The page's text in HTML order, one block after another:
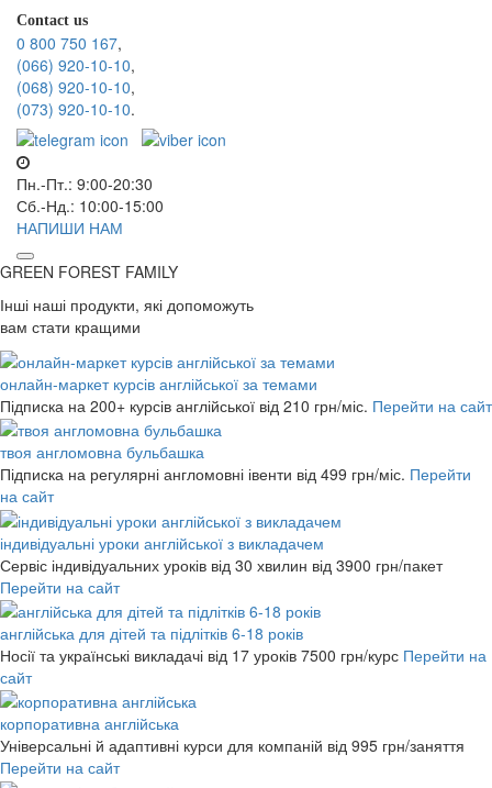
Contact us
0 800 750 167,
(066) 920-10-10,
(068) 920-10-10,
(073) 920-10-10.
Пн.-Пт.: 9:00-20:30
Сб.-Нд.: 10:00-15:00
НАПИШИ НАМ
GREEN FOREST FAMILY
Інші наші продукти, які допоможуть
вам стати кращими
онлайн-маркет курсів англійської за темами
Підписка на 200+ курсів англійської від 210 грн/міс. Перейти на сайт
твоя англомовна бульбашка
Підписка на регулярні англомовні івенти від 499 грн/міс. Перейти
на сайт
індивідуальні уроки англійської з викладачем
Сервіс індивідуальних уроків від 30 хвилин від 3900 грн/пакет
Перейти на сайт
англійська для дітей та підлітків 6-18 років
Носії та українські викладачі від 17 уроків 7500 грн/курс Перейти на
сайт
корпоративна англійська
Універсальні й адаптивні курси для компаній від 995 грн/заняття
Перейти на сайт